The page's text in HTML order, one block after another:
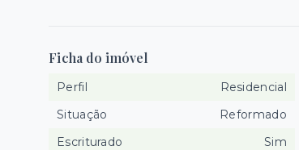
Ficha do imóvel
Perfil
Residencial
Situação
Reformado
Escriturado
Sim